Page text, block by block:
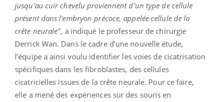
jusqu'au cuir chevelu proviennent d'un type de cellule
présent dans l'embryon précoce, appelée cellule de la
crête neurale", a indiqué le professeur de chirurgie
Derrick Wan. Dans le cadre d’une nouvelle étude,
l’équipe a ainsi voulu identifier les voies de cicatrisation
spécifiques dans les fibroblastes, des cellules
cicatricielles issues de la crête neurale. Pour ce faire,
elle a mené des expériences sur des souris en